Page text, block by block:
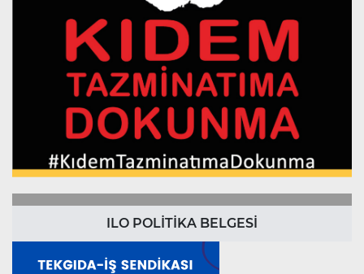
ILO POLİTİKA BELGESİ